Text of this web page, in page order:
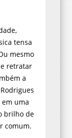
tensa
mesmo
retratar
a
uma
brilho de
comum.